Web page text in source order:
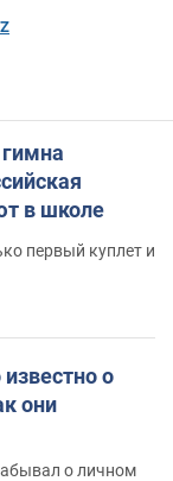
в школе
первый куплет и
о
они
о личном